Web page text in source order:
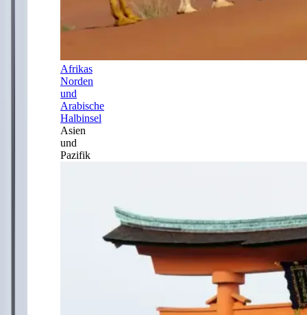
Afrikas
Norden
und
Arabische
Halbinsel
Asien
und
Pazifik